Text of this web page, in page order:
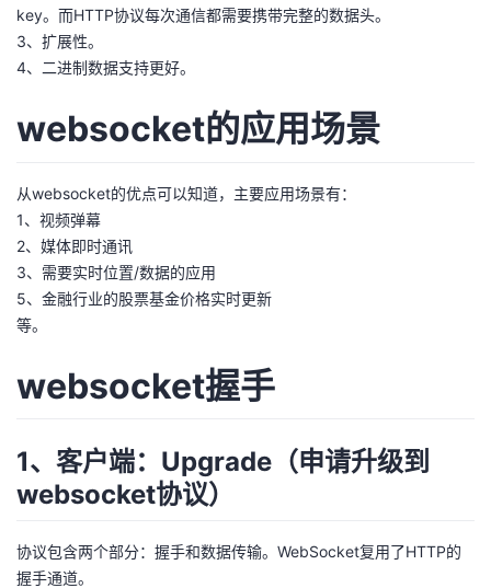
动
关
注
的
开
发
者
学
堂
的
课
程
我
的
认
证
我
的
实
我
的
我
的
Programs
我
的
支
持
我
技
术
支
持
的
云
声
建
key。而HTTP协议每次通信都需要携带完整的数据头。
3、扩展性。
4、二进制数据支持更好。
websocket的应用场景
从websocket的优点可以知道，主要应用场景有：
1、视频弹幕
2、媒体即时通讯
3、需要实时位置/数据的应用
5、金融行业的股票基金价格实时更新
等。
websocket握手
1、客户端：Upgrade（申请升级到
websocket协议）
协议包含两个部分：握手和数据传输。WebSocket复用了HTTP的
握手通道。